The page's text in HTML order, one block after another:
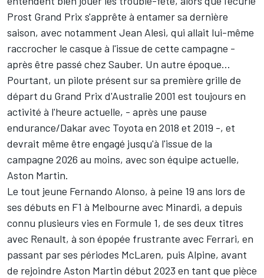
Prost Grand Prix s'apprête à entamer sa dernière
saison, avec notamment Jean Alesi, qui allait lui-même
raccrocher le casque à l'issue de cette campagne -
après être passé chez Sauber. Un autre époque...
Pourtant, un pilote présent sur sa première grille de
départ du Grand Prix d'Australie 2001 est toujours en
activité à l'heure actuelle, - après une pause
endurance/Dakar avec Toyota en 2018 et 2019 -, et
devrait même être engagé jusqu'à l'issue de la
campagne 2026 au moins, avec son équipe actuelle,
Aston Martin.
Le tout jeune Fernando Alonso, à peine 19 ans lors de
ses débuts en F1 à Melbourne avec Minardi, a depuis
connu plusieurs vies en Formule 1, de ses deux titres
avec Renault, à son épopée frustrante avec Ferrari, en
passant par ses périodes McLaren, puis Alpine, avant
de rejoindre Aston Martin début 2023 en tant que pièce